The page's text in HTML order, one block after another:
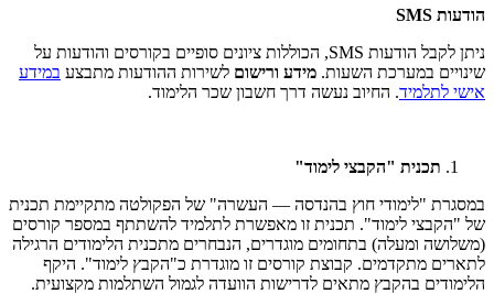
הודעות SMS
ניתן לקבל הודעות SMS, הכוללות ציונים סופיים בקורסים והודעות על
שינויים במערכת השעות. מידע ורישום לשירות ההודעות מתבצע במידע
אישי לתלמיד. החיוב נעשה דרך חשבון שכר הלימוד.
תכנית "הקבצי לימוד"
במסגרת "לימודי חוץ בהנדסה — העשרה" של הפקולטה מתקיימת תכנית
של "הקבצי לימוד". תכנית זו מאפשרת לתלמיד להשתתף במספר קורסים
(משלושה ומעלה) בתחומים מוגדרים, הנבחרים מתכנית הלימודים הרגילה
לתארים מתקדמים. קבוצת קורסים זו מוגדרת כ"הקבץ לימוד". היקף
הלימודים בהקבץ מתאים לדרישות הוועדה לגמול השתלמות מקצועית.